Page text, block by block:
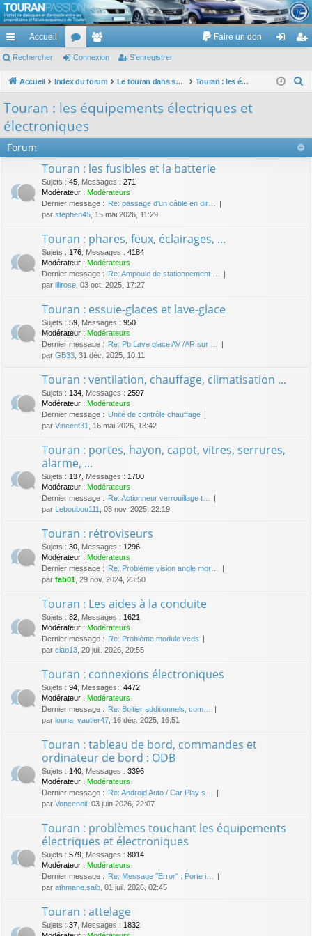
TouranPassion
Le forum des propriétaires ou futurs acquéreurs du Volkswagen Touran
cc
ès
pi
Accueil
or
u
e
m
Faire un don
ne nr
Rechercher Connexion S’enregistrer
Accueil Index du forum Le touran dans ses versions I (V1 V2 V3) et II ... Touran : les équipements électriques et électroniques
r
Touran : les équipements électriques et
électroniques
Forum
Touran : les fusibles et la batterie
Sujets : 45 Messages : 271
Modérateur : Modérateurs
Dernier message : Re: passage d'un câble en dir…
par stephen45 , 15 mai 2026, 11:29
Touran : phares, feux, éclairages, ...
Sujets : 176 Messages : 4184
Modérateur : Modérateurs
Dernier message : Re: Ampoule de stationnement …
par lilirose , 03 oct. 2025, 17:27
Touran : essuie-glaces et lave-glace
Sujets : 59 Messages : 950
Modérateur : Modérateurs
Dernier message : Re: Pb Lave glace AV /AR sur …
par GB33 , 31 déc. 2025, 10:11
Touran : ventilation, chauffage, climatisation ...
Sujets : 134 Messages : 2597
Modérateur : Modérateurs
Dernier message : Unité de contrôle chauffage
par Vincent31 , 16 mai 2026, 18:42
Touran : portes, hayon, capot, vitres, serrures,
alarme, ...
Sujets : 137 Messages : 1700
Modérateur : Modérateurs
Dernier message : Re: Actionneur verrouillage t…
par Leboubou111 , 03 nov. 2025, 22:19
Touran : rétroviseurs
Sujets : 30 Messages : 1296
Modérateur : Modérateurs
Dernier message : Re: Problème vision angle mor…
par fab01 , 29 nov. 2024, 23:50
Touran : Les aides à la conduite
Sujets : 82 Messages : 1621
Modérateur : Modérateurs
Dernier message : Re: Problème module vcds
par ciao13 , 20 juil. 2026, 20:55
Touran : connexions électroniques
Sujets : 94 Messages : 4472
Modérateur : Modérateurs
Dernier message : Re: Boitier additionnels, com…
par louna_vautier47 , 16 déc. 2025, 16:51
Touran : tableau de bord, commandes et
ordinateur de bord : ODB
Sujets : 140 Messages : 3396
Modérateur : Modérateurs
Dernier message : Re: Android Auto / Car Play s…
par Vonceneil , 03 juin 2026, 22:07
Touran : problèmes touchant les équipements
électriques et électroniques
Sujets : 579 Messages : 8014
Modérateur : Modérateurs
Dernier message : Re: Message "Error" : Porte i…
par athmane.saib , 01 juil. 2026, 02:45
Touran : attelage
Sujets : 37 Messages : 1832